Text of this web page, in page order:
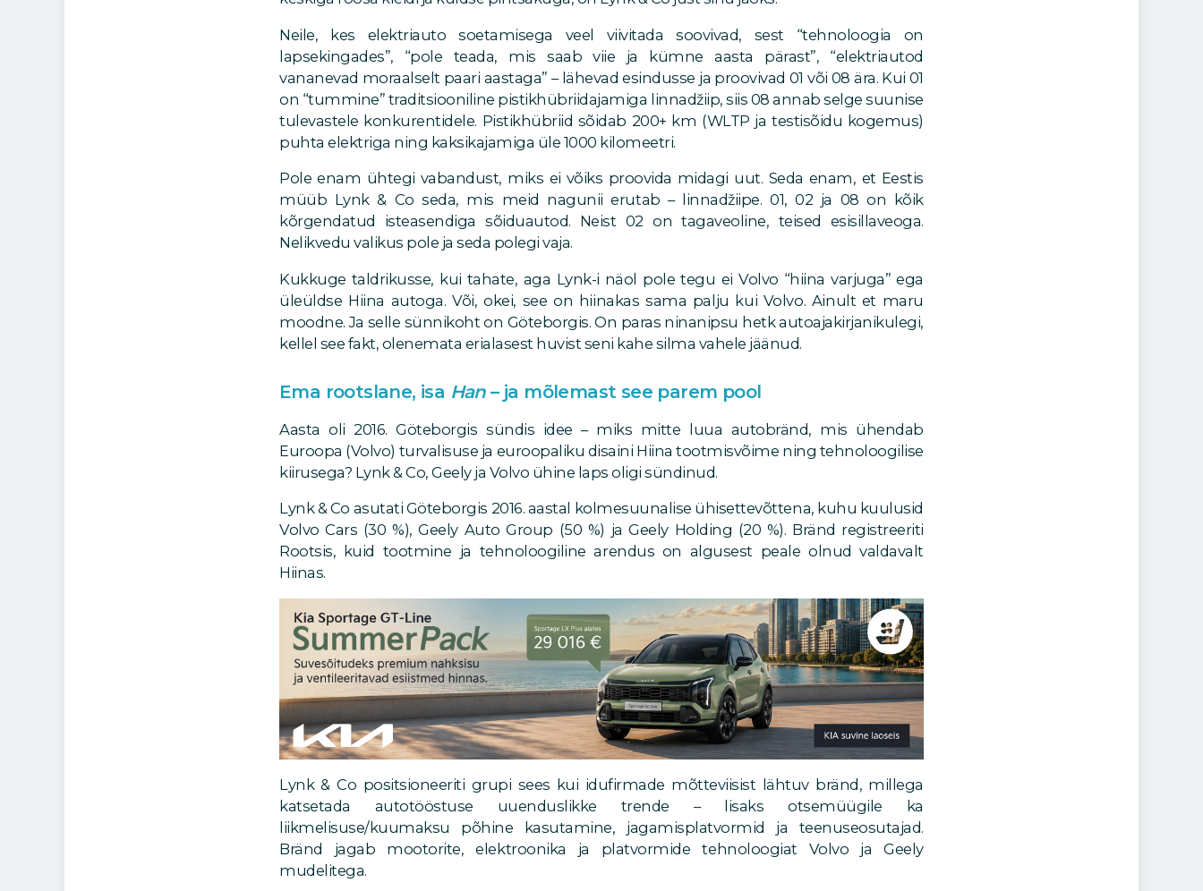
Neile, kes elektriauto soetamisega veel viivitada soovivad, sest “tehnoloogia on
lapsekingades”, “pole teada, mis saab viie ja kümne aasta pärast”, “elektriautod
vananevad moraalselt paari aastaga” – lähevad esindusse ja proovivad 01 või 08 ära. Kui 01
on “tummine” traditsiooniline pistikhübriidajamiga linnadžiip, siis 08 annab selge suunise
tulevastele konkurentidele. Pistikhübriid sõidab 200+ km (WLTP ja testisõidu kogemus)
puhta elektriga ning kaksikajamiga üle 1000 kilomeetri.
Pole enam ühtegi vabandust, miks ei võiks proovida midagi uut. Seda enam, et Eestis
müüb Lynk & Co seda, mis meid nagunii erutab – linnadžiipe. 01, 02 ja 08 on kõik
kõrgendatud isteasendiga sõiduautod. Neist 02 on tagaveoline, teised esisillaveoga.
Nelikvedu valikus pole ja seda polegi vaja.
Kukkuge taldrikusse, kui tahate, aga Lynk-i näol pole tegu ei Volvo “hiina varjuga” ega
üleüldse Hiina autoga. Või, okei, see on hiinakas sama palju kui Volvo. Ainult et maru
moodne. Ja selle sünnikoht on Göteborgis. On paras ninanipsu hetk autoajakirjanikulegi,
kellel see fakt, olenemata erialasest huvist seni kahe silma vahele jäänud.
Ema rootslane, isa Han– ja mõlemast see parem pool
Aasta oli 2016. Göteborgis sündis idee – miks mitte luua autobränd, mis ühendab
Euroopa (Volvo) turvalisuse ja euroopaliku disaini Hiina tootmisvõime ning tehnoloogilise
kiirusega? Lynk & Co, Geely ja Volvo ühine laps oligi sündinud.
Lynk & Co asutati Göteborgis 2016. aastal kolmesuunalise ühisettevõttena, kuhu kuulusid
Volvo Cars (30 %), Geely Auto Group (50 %) ja Geely Holding (20 %). Bränd registreeriti
Rootsis, kuid tootmine ja tehnoloogiline arendus on algusest peale olnud valdavalt
Hiinas.
Lynk & Co positsioneeriti grupi sees kui idufirmade mõtteviisist lähtuv bränd, millega
katsetada autotööstuse uuenduslikke trende – lisaks otsemüügile ka
liikmelisuse/kuumaksu põhine kasutamine, jagamisplatvormid ja teenuseosutajad.
Bränd jagab mootorite, elektroonika ja platvormide tehnoloogiat Volvo ja Geely
mudelitega.